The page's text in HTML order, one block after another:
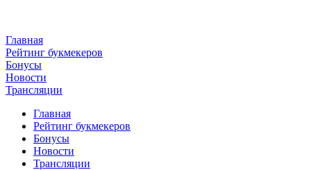
Главная
Рейтинг букмекеров
Бонусы
Новости
Трансляции
Главная
Рейтинг букмекеров
Бонусы
Новости
Трансляции